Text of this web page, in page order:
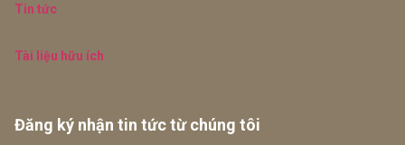
Tin tức
Tài liệu hữu ích
Đăng ký nhận tin tức từ chúng tôi